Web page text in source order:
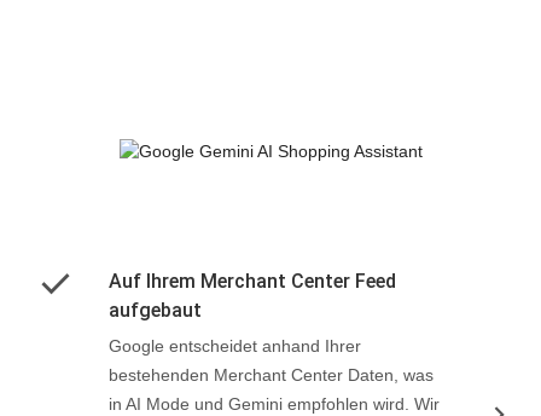
Auf Ihrem Merchant Center Feed
aufgebaut
Google entscheidet anhand Ihrer
bestehenden Merchant Center Daten, was
in AI Mode und Gemini empfohlen wird. Wir